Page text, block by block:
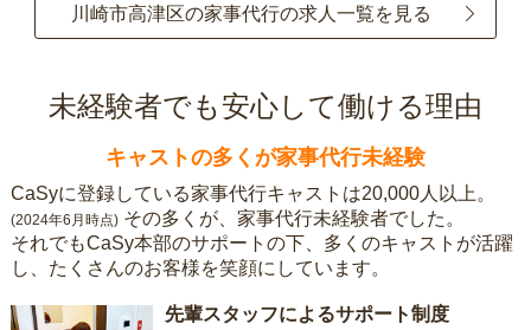
川崎市高津区の家事代行の求人一覧を見る
未経験者でも安心して働ける理由
キャストの多くが家事代行未経験
CaSyに登録している家事代行キャストは20,000人以上。
(2024年6月時点) その多くが、家事代行未経験者でした。
それでもCaSy本部のサポートの下、多くのキャストが活躍
し、たくさんのお客様を笑顔にしています。
先輩スタッフによるサポート制度